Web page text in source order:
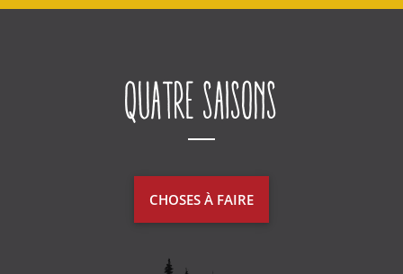
Quatre saisons
CHOSES À FAIRE